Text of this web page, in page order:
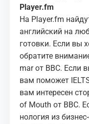
Player.fm
На Player.fm
ан­глий­ский на
го­тов­ки. Если вы
об­ра­ти­те
marот BBC. Если
вам по­мо­жет
вам ин­те­ре­сен
of Mouth от BBC.
но­ло­гия из